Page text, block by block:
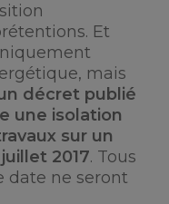
Et
mais
décret publié
une isolation
sur un
2017. Tous
date ne seront